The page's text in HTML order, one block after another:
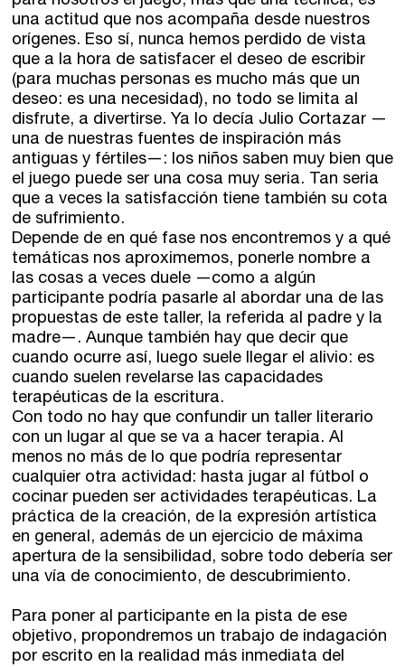
una actitud que nos acompaña desde nuestros
orígenes. Eso sí, nunca hemos perdido de vista
que a la hora de satisfacer el deseo de escribir
(para muchas personas es mucho más que un
deseo: es una necesidad), no todo se limita al
disfrute, a divertirse. Ya lo decía Julio Cortazar —
una de nuestras fuentes de inspiración más
antiguas y fértiles—: los niños saben muy bien que
el juego puede ser una cosa muy seria. Tan seria
que a veces la satisfacción tiene también su cota
de sufrimiento.
Depende de en qué fase nos encontremos y a qué
temáticas nos aproximemos, ponerle nombre a
las cosas a veces duele —como a algún
participante podría pasarle al abordar una de las
propuestas de este taller, la referida al padre y la
madre—. Aunque también hay que decir que
cuando ocurre así, luego suele llegar el alivio: es
cuando suelen revelarse las capacidades
terapéuticas de la escritura.
Con todo no hay que confundir un taller literario
con un lugar al que se va a hacer terapia. Al
menos no más de lo que podría representar
cualquier otra actividad: hasta jugar al fútbol o
cocinar pueden ser actividades terapéuticas. La
práctica de la creación, de la expresión artística
en general, además de un ejercicio de máxima
apertura de la sensibilidad, sobre todo debería ser
una vía de conocimiento, de descubrimiento.
Para poner al participante en la pista de ese
objetivo, propondremos un trabajo de indagación
por escrito en la realidad más inmediata del